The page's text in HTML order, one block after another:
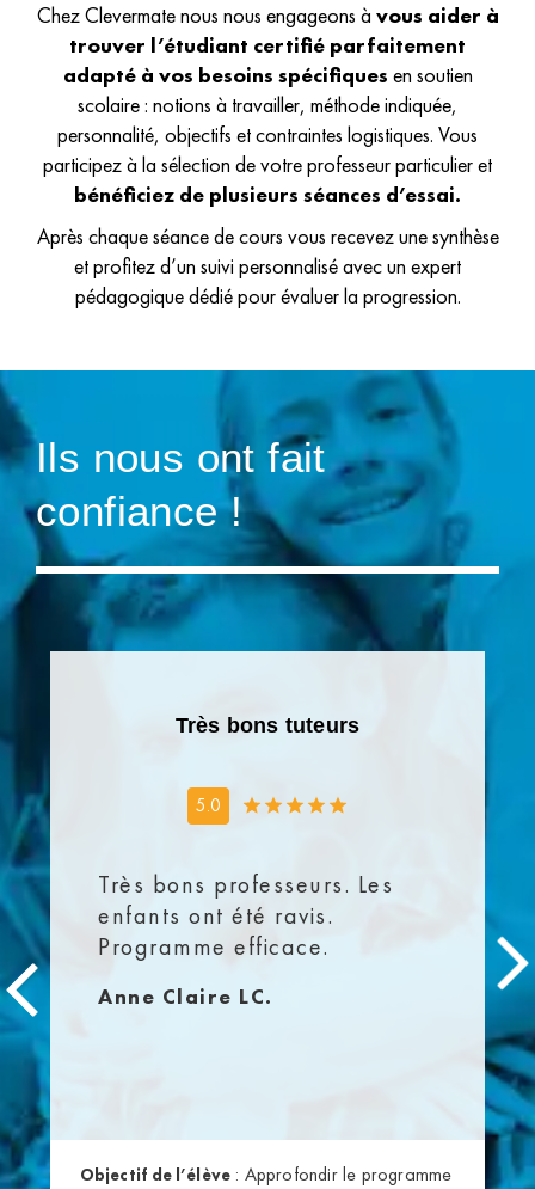
Chez Clevermate nous nous engageons à vous aider à
trouver l’étudiant certifié parfaitement
adapté à vos besoins spécifiques en soutien
scolaire : notions à travailler, méthode indiquée,
personnalité, objectifs et contraintes logistiques. Vous
participez à la sélection de votre professeur particulier et
bénéficiez de plusieurs séances d’essai.
Après chaque séance de cours vous recevez une synthèse
et profitez d’un suivi personnalisé avec un expert
pédagogique dédié pour évaluer la progression.
Ils nous ont fait
confiance !
Très bons tuteurs
5.0
Très bons professeurs. Les
enfants ont été ravis.
Programme efficace.
Anne Claire LC.
Objectif de l’élève: Approfondir le programme